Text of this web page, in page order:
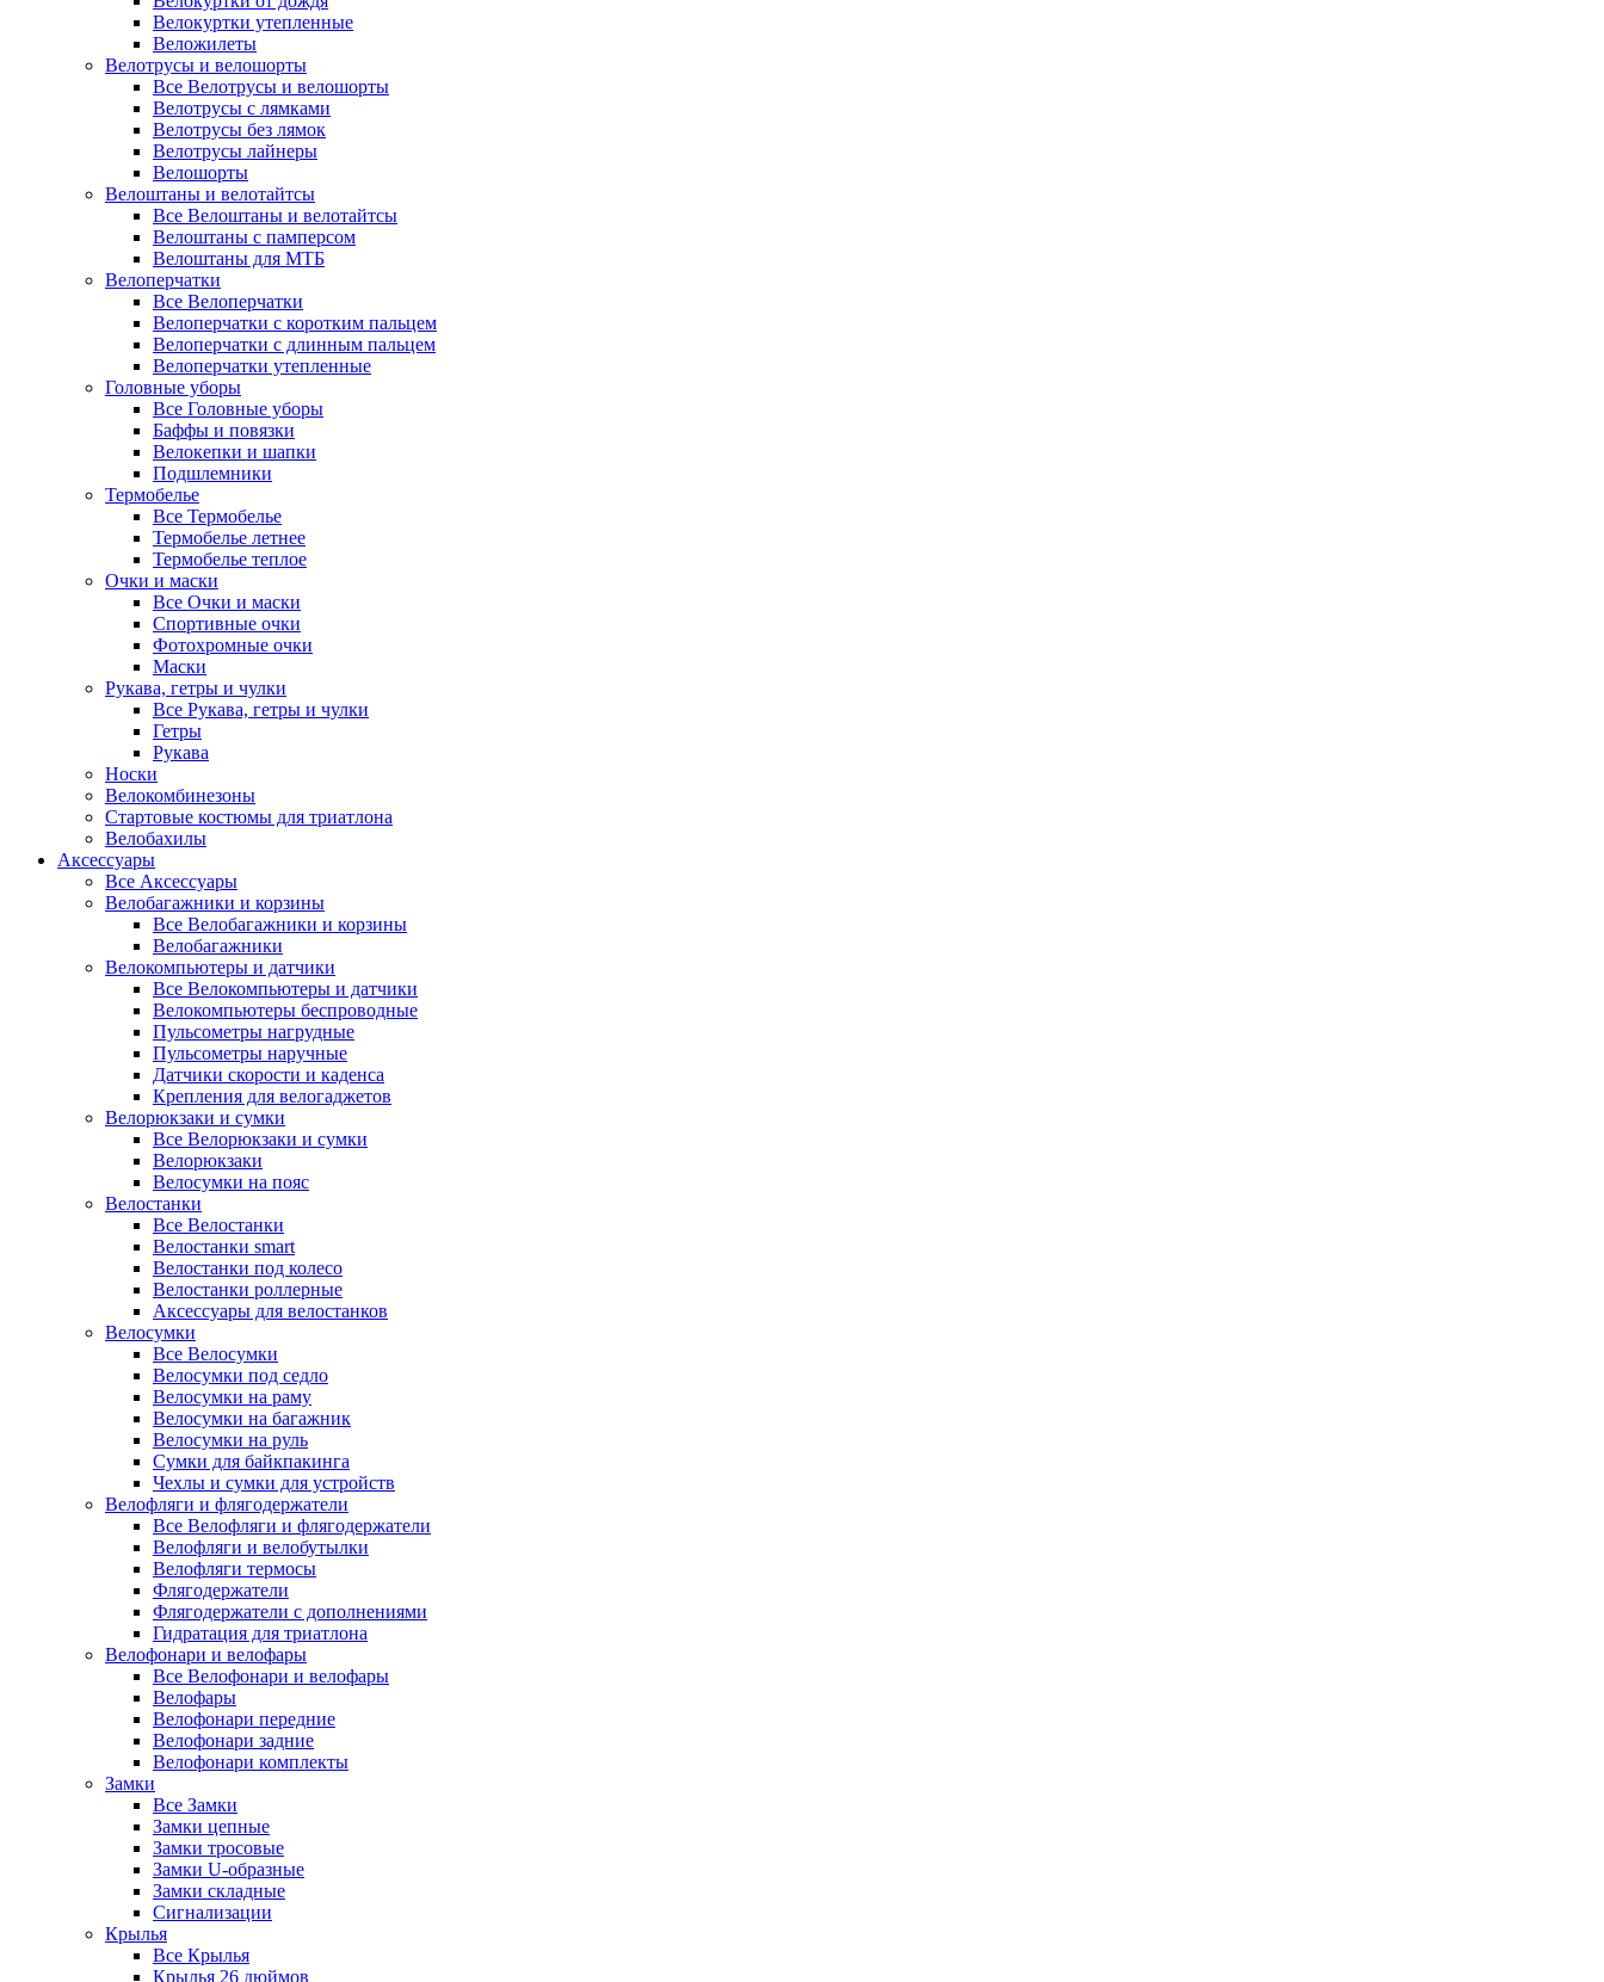
Велокуртки утепленные
Веложилеты
Велотрусы и велошорты
Все Велотрусы и велошорты
Велотрусы с лямками
Велотрусы без лямок
Велотрусы лайнеры
Велошорты
Велоштаны и велотайтсы
Все Велоштаны и велотайтсы
Велоштаны с памперсом
Велоштаны для МТБ
Велоперчатки
Все Велоперчатки
Велоперчатки с коротким пальцем
Велоперчатки с длинным пальцем
Велоперчатки утепленные
Головные уборы
Все Головные уборы
Баффы и повязки
Велокепки и шапки
Подшлемники
Термобелье
Все Термобелье
Термобелье летнее
Термобелье теплое
Очки и маски
Все Очки и маски
Спортивные очки
Фотохромные очки
Маски
Рукава, гетры и чулки
Все Рукава, гетры и чулки
Гетры
Рукава
Носки
Велокомбинезоны
Стартовые костюмы для триатлона
Велобахилы
Аксессуары
Все Аксессуары
Велобагажники и корзины
Все Велобагажники и корзины
Велобагажники
Велокомпьютеры и датчики
Все Велокомпьютеры и датчики
Велокомпьютеры беспроводные
Пульсометры нагрудные
Пульсометры наручные
Датчики скорости и каденса
Крепления для велогаджетов
Велорюкзаки и сумки
Все Велорюкзаки и сумки
Велорюкзаки
Велосумки на пояс
Велостанки
Все Велостанки
Велостанки smart
Велостанки под колесо
Велостанки роллерные
Аксессуары для велостанков
Велосумки
Все Велосумки
Велосумки под седло
Велосумки на раму
Велосумки на багажник
Велосумки на руль
Сумки для байкпакинга
Чехлы и сумки для устройств
Велофляги и флягодержатели
Все Велофляги и флягодержатели
Велофляги и велобутылки
Велофляги термосы
Флягодержатели
Флягодержатели с дополнениями
Гидратация для триатлона
Велофонари и велофары
Все Велофонари и велофары
Велофары
Велофонари передние
Велофонари задние
Велофонари комплекты
Замки
Все Замки
Замки цепные
Замки тросовые
Замки U-образные
Замки складные
Сигнализации
Крылья
Все Крылья
Крылья 26 дюймов